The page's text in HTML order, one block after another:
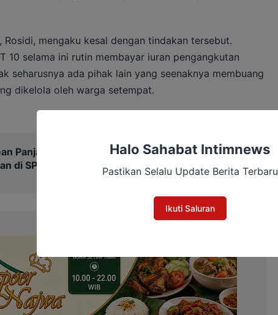
Rosidi, mengaku kesal dengan tindakan tersebut.
10 selama ini rutin membayar iuran pengangkutan
seharusnya ada pihak lain yang seenaknya membuang
dikelola oleh warga setempat.
Panjang BBM di Kobar, Seorang Perempuan
di SPBU
Halo Sahabat Intimnews
Pastikan Selalu Update Berita Terbaru
Ikuti Saluran